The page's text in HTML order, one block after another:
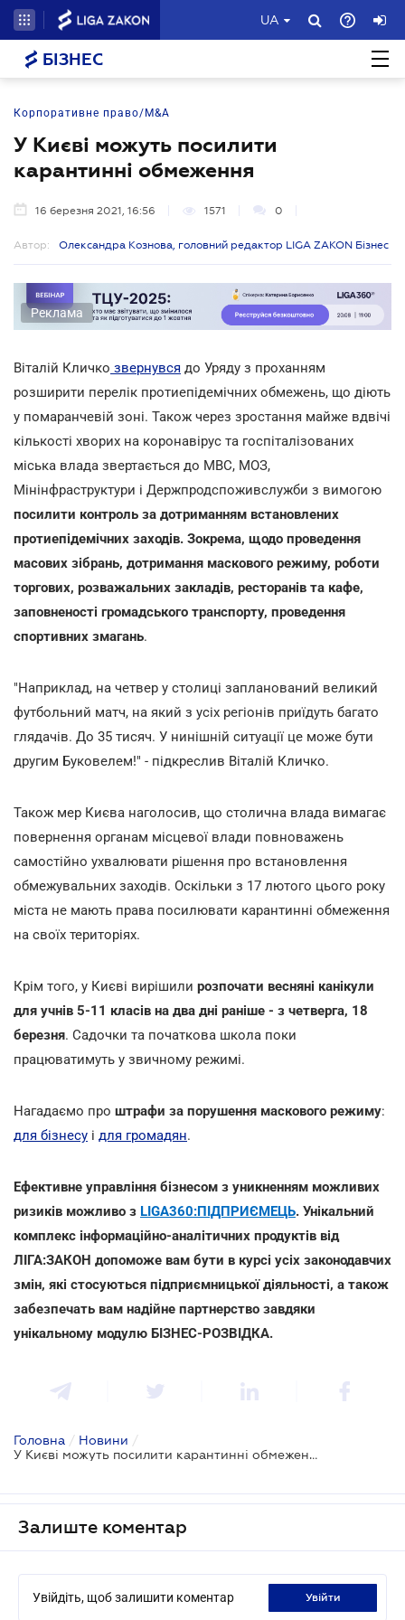
UA
БІЗНЕС
Корпоративне право/M&A
У Києві можуть посилити
карантинні обмеження
16 березня 2021, 16:56 1571 0
Автор: Олександра Кознова, головний редактор LIGA ZAKON Бізнес
Реклама
Віталій Кличко звернувся до Уряду з проханням
розширити перелік протиепідемічних обмежень, що діють
у помаранчевій зоні. Також через зростання майже вдвічі
кількості хворих на коронавірус та госпіталізованих
міська влада звертається до МВС, МОЗ,
Мінінфраструктури і Держпродспоживслужби з вимогою
посилити контроль за дотриманням встановлених
протиепідемічних заходів. Зокрема, щодо проведення
масових зібрань, дотримання маскового режиму, роботи
торгових, розважальних закладів, ресторанів та кафе,
заповненості громадського транспорту, проведення
спортивних змагань.
"Наприклад, на четвер у столиці запланований великий
футбольний матч, на який з усіх регіонів приїдуть багато
глядачів. До 35 тисяч. У нинішній ситуації це може бути
другим Буковелем!" - підкреслив Віталій Кличко.
Також мер Києва наголосив, що столична влада вимагає
повернення органам місцевої влади повноважень
самостійно ухвалювати рішення про встановлення
обмежувальних заходів. Оскільки з 17 лютого цього року
міста не мають права посилювати карантинні обмеження
на своїх територіях.
Крім того, у Києві вирішили розпочати весняні канікули
для учнів 5-11 класів на два дні раніше - з четверга, 18
березня. Садочки та початкова школа поки
працюватимуть у звичному режимі.
Нагадаємо про штрафи за порушення маскового режиму:
для бізнесу і для громадян.
Ефективне управління бізнесом з уникненням можливих
ризиків можливо з LIGA360:ПІДПРИЄМЕЦЬ. Унікальний
комплекс інформаційно-аналітичних продуктів від
ЛІГА:ЗАКОН допоможе вам бути в курсі усіх законодавчих
змін, які стосуються підприємницької діяльності, а також
забезпечать вам надійне партнерство завдяки
унікальному модулю БІЗНЕС-РОЗВІДКА.
Головна / Новини /
У Києві можуть посилити карантинні обмеження
Залиште коментар
Увійдіть, щоб залишити коментар увійти